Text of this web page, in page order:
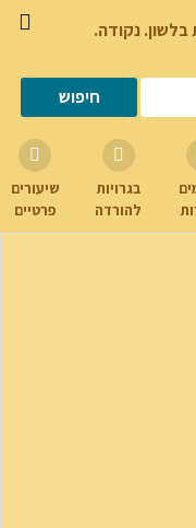
בלשון. נקודה.
בגרויות
להורדה
שיעורים
פרטיים